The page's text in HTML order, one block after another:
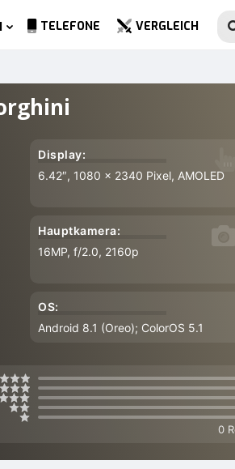
TELEFONE VERGLEICH
Display:
6.42″, 1080 x 2340 Pixel, AMOLED
Hauptkamera:
16MP, f/2.0, 2160p
OS:
Android 8.1 (Oreo); ColorOS 5.1
0